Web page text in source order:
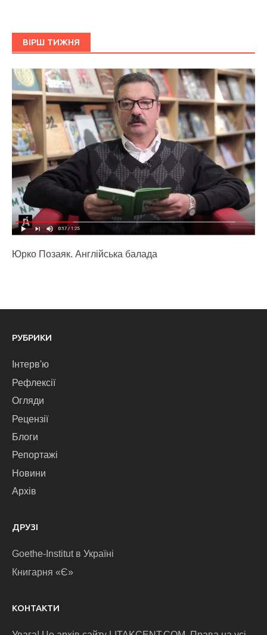
ВІРШ ТИЖНЯ
Юрко Позаяк. Англійська балада
РУБРИКИ
Інтерв'ю
Рефлексії
Огляди
Рецензії
Блоги
Репортажі
Новини
Архів
ДРУЗІ
Goethe-Institut в Україні
Книгарня «Є»
КОНТАКТИ